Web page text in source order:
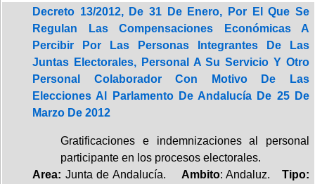
Decreto 13/2012, De 31 De Enero, Por El Que Se
Regulan Las Compensaciones Económicas A
Percibir Por Las Personas Integrantes De Las
Juntas Electorales, Personal A Su Servicio Y Otro
Personal Colaborador Con Motivo De Las
Elecciones Al Parlamento De Andalucía De 25 De
Marzo De 2012
Gratificaciones e indemnizaciones al personal
participante en los procesos electorales.
Area: Junta de Andalucía. Ambito: Andaluz.Tipo: